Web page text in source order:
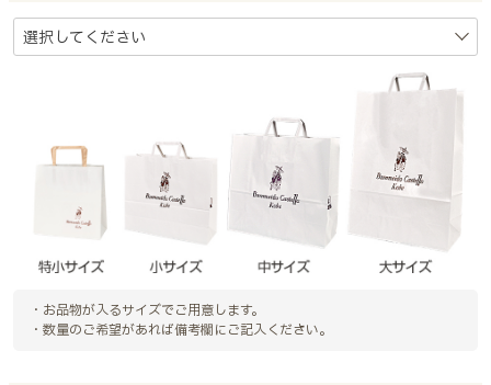
・お品物が入るサイズでご用意します。
・数量のご希望があれば備考欄にご記入ください。